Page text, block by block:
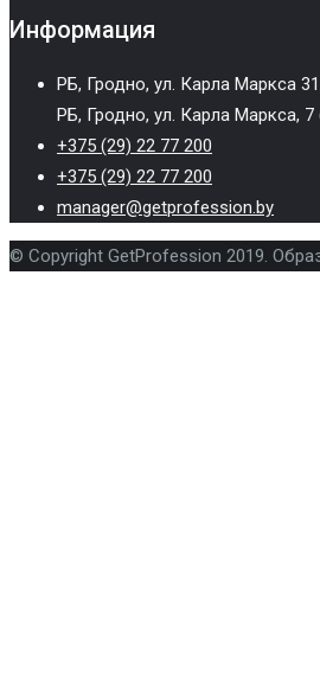
Информация
РБ, Гродно, ул. Карла Маркса
РБ, Гродно, ул. Карла Маркса,
+375 (29) 22 77 200
+375 (29) 22 77 200
manager@getprofession.by
© Copyright GetProfession 2019.